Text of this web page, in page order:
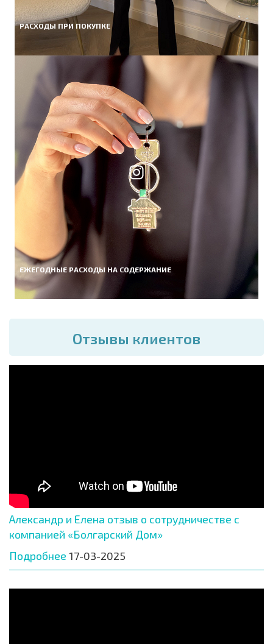
РАСХОДЫ ПРИ ПОКУПКЕ
ЕЖЕГОДНЫЕ РАСХОДЫ НА СОДЕРЖАНИЕ
Отзывы клиентов
Александр и Елена отзыв о сотрудничестве с
компанией «Болгарский Дом»
Подробнее 17-03-2025